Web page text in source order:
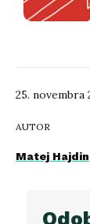
25. novembra
AUTOR
Matej Hajdin